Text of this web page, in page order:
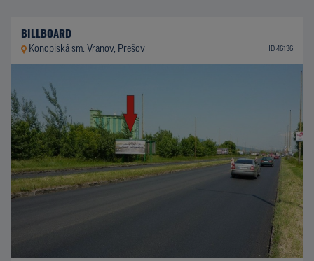
BILLBOARD
Konopiská sm. Vranov, Prešov ID 46136